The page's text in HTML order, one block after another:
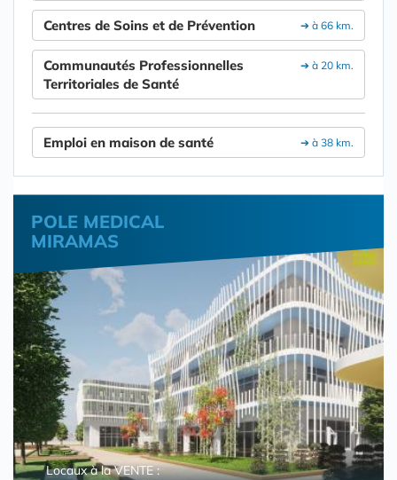
➔ à 66 km.
Centres de Soins et de Prévention
➔ à 20 km.
Communautés Professionnelles
Territoriales de Santé
➔ à 38 km.
Emploi en maison de santé
POLE MEDICAL
MIRAMAS
Locaux à la VENTE :